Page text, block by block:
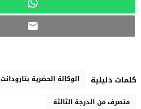
كلمات دليلية
الوكالة الحضرية بتارودانت
متصرف من الدرجة الثالثة